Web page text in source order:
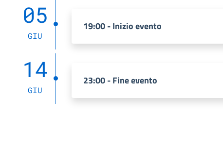
05
GIU
19:00 - Inizio evento
14
GIU
23:00 - Fine evento